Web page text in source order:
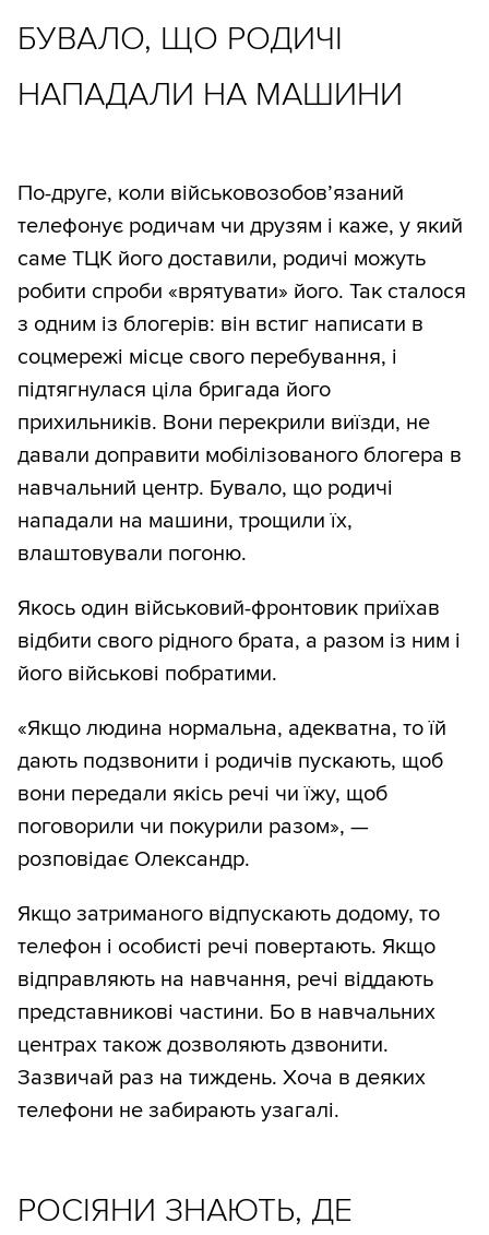
БУВАЛО, ЩО РОДИЧІ
НАПАДАЛИ НА МАШИНИ
По-друге, коли військовозобов’язаний
телефонує родичам чи друзям і каже, у який
саме ТЦК його доставили, родичі можуть
робити спроби «врятувати» його. Так сталося
з одним із блогерів: він встиг написати в
соцмережі місце свого перебування, і
підтягнулася ціла бригада його
прихильників. Вони перекрили виїзди, не
давали доправити мобілізованого блогера в
навчальний центр. Бувало, що родичі
нападали на машини, трощили їх,
влаштовували погоню.
Якось один військовий-фронтовик приїхав
відбити свого рідного брата, а разом із ним і
його військові побратими.
«Якщо людина нормальна, адекватна, то їй
дають подзвонити і родичів пускають, щоб
вони передали якісь речі чи їжу, щоб
поговорили чи покурили разом», —
розповідає Олександр.
Якщо затриманого відпускають додому, то
телефон і особисті речі повертають. Якщо
відправляють на навчання, речі віддають
представникові частини. Бо в навчальних
центрах також дозволяють дзвонити.
Зазвичай раз на тиждень. Хоча в деяких
телефони не забирають узагалі.
РОСІЯНИ ЗНАЮТЬ, ДЕ